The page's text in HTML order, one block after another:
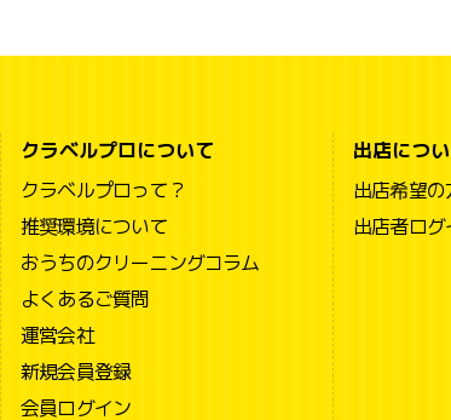
クラベルプロについて
クラベルプロって？
推奨環境について
おうちのクリーニングコラム
よくあるご質問
運営会社
新規会員登録
会員ログイン
出店につ
出店希望の
出店者ログ